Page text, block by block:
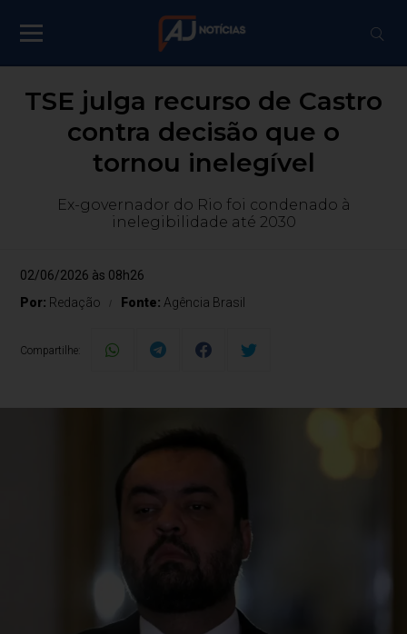
TSE julga recurso de Castro
contra decisão que o
tornou inelegível
Ex-governador do Rio foi condenado à
inelegibilidade até 2030
02/06/2026 às 08h26
Por: Redação Fonte: Agência Brasil
Compartilhe: